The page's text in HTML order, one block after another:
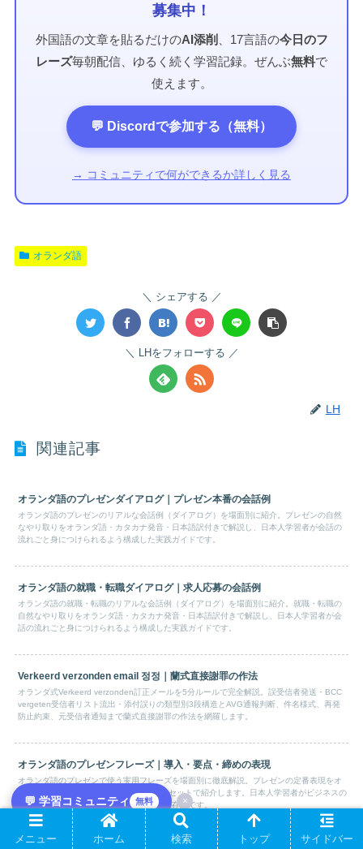
募集中！
外国語の文章を貼るだけのAI添削 、17言語の今日のフ
レーズ毎朝配信、ゆるく続く学習記録。ぜんぶ無料で
使えます。
💬 Discordで参加する（無料）
→ コミュニティで何ができるか詳しく見る
💬 学習コミュニティ 無料 ×
オランダ語
シェアする
LHをフォローする
LH
関連記事
オランダ語のプレゼンダイアログ｜プレゼン本番の会話例
オランダ語のプレゼンのリアルな会話例（ダイアログ）を場面別に紹介。プレゼンの自然
なやり取りをオランダ語・カタカナ発音・日本語訳付きで解説し、日本人学習者が会話の
流れごと身につけられるよう構成した実践ガイドです。
オランダ語の就職・転職ダイアログ｜求人応募の会話例
オランダ語の就職・転職のリアルな会話例（ダイアログ）を場面別に紹介。就職・転職の
自然なやり取りをオランダ語・カタカナ発音・日本語訳付きで解説し、日本人学習者が会
話の流れごと身につけられるよう構成した実践ガイドです。
Verkeerd verzonden email 정정｜蘭式直接謝罪の作法
オランダ式Verkeerd verzonden訂正メールを5分ルールで完全解説。誤受信者発送・BCC
vergeten受信者リスト流出・添付誤りの類型別3段構造とAVG通報判断、件名様式、再発
防止約束、元受信者通知まで蘭式直接謝罪の作法を網羅します。
オランダ語のプレゼンフレーズ｜導入・要点・締めの表現
オランダ語のプレゼンで使う実用フレーズを場面別に徹底解説。プレゼンの定番表現をオ
ランダ語・カタカナ発音・日本語訳の3点セットで紹介します。日本人学習者がビジネスの
プレゼンをそのまま使えるよう構成した保存版です。
メニュー ホーム 検索 トップ サイドバー